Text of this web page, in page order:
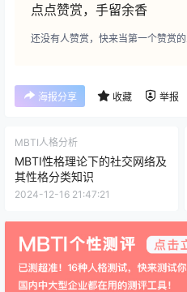
点点赞赏，手留余香
还没有人赞赏，快来当第一个赞赏的
海报分享 收藏 举报
MBTI人格分析
MBTI性格理论下的社交网络及
其性格分类知识
2024-12-16 21:47:21